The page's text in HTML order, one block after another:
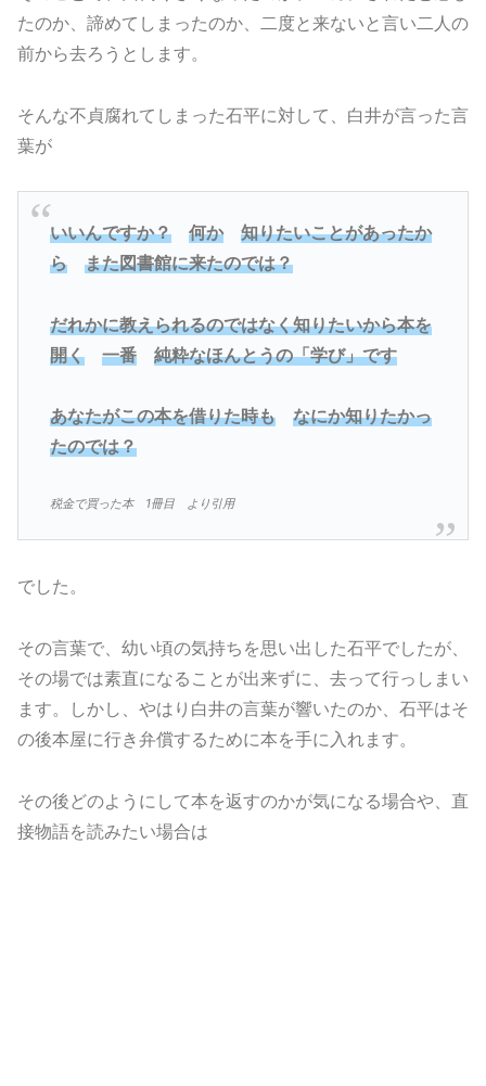
たのか、諦めてしまったのか、二度と来ないと言い二人の
前から去ろうとします。
そんな不貞腐れてしまった石平に対して、白井が言った言
葉が
いいんですか？ 何か
知りたいことがあったか
ら
また図書館に来たのでは？
だれかに教えられるのではなく知りたいから本を
開く
一番 純粋なほんとうの「学び」です
あなたがこの本を借りた時も
なにか知りたかっ
たのでは？
税金で買った本 1冊目 より引用
でした。
その言葉で、幼い頃の気持ちを思い出した石平でしたが、
その場では素直になることが出来ずに、去って行っしまい
ます。しかし、やはり白井の言葉が響いたのか、石平はそ
の後本屋に行き弁償するために本を手に入れます。
その後どのようにして本を返すのかが気になる場合や、直
接物語を読みたい場合は